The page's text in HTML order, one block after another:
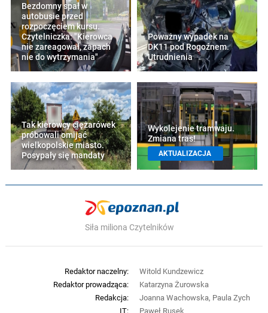
Bezdomny spał w
autobusie przed
rozpoczęciem kursu.
Czytelniczka: "Kierowca
nie zareagował, zapach
nie do wytrzymania"
Poważny wypadek na
DK11 pod Rogoźnem.
Utrudnienia
Tak kierowcy ciężarówek
próbowali omijać
wielkopolskie miasto.
Posypały się mandaty
Wykolejenie tramwaju.
Zmiana tras!
AKTUALIZACJA
Siła miliona Czytelników
Redaktor naczelny:
Witold Kundzewicz
Redaktor prowadząca:
Katarzyna Żurowska
Redakcja:
Joanna Wachowska, Paula Zych
IT:
Paweł Rusek